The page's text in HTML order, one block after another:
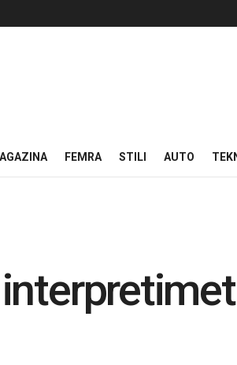
FEMRA STILI AUTO